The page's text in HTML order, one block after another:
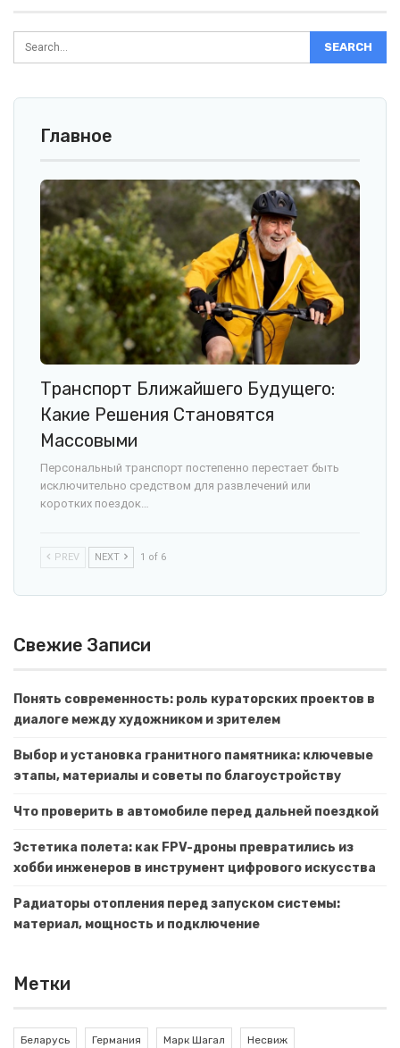
Главное
Транспорт Ближайшего Будущего:
Какие Решения Становятся
Массовыми
Персональный транспорт постепенно перестает быть
исключительно средством для развлечений или
коротких поездок…
PREV NEXT 1 of 6
Свежие Записи
Понять современность: роль кураторских проектов в
диалоге между художником и зрителем
Выбор и установка гранитного памятника: ключевые
этапы, материалы и советы по благоустройству
Что проверить в автомобиле перед дальней поездкой
Эстетика полета: как FPV-дроны превратились из
хобби инженеров в инструмент цифрового искусства
Радиаторы отопления перед запуском системы:
материал, мощность и подключение
Метки
Беларусь Германия Марк Шагал Несвиж